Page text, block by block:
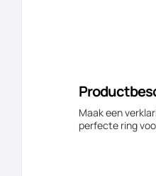
Maak een
perfecte ring